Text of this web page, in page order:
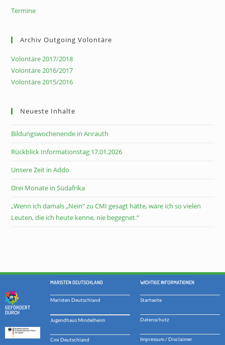
Termine
Archiv Outgoing Volontäre
Volontäre 2017/2018
Volontäre 2016/2017
Volontäre 2015/2016
Neueste Inhalte
Bildungswochenende in Anrauth
Rückblick Informationstag 17.01.2026
Unsere Zeit in Addo
Drei Monate in Südafrika
„Wenn ich damals „Nein“ zu CMI gesagt hätte, wäre ich so vielen
Leuten, die ich heute kenne, nie begegnet.“
GEFÖRDERT
DURCH
MARISTEN DEUTSCHLAND
Maristen Deutschland
Jugendhaus Mindelheim
Cmi Deutschland
WICHTIGE INFORMATIONEN
Startseite
Datenschutz
Impressum / Disclaimer